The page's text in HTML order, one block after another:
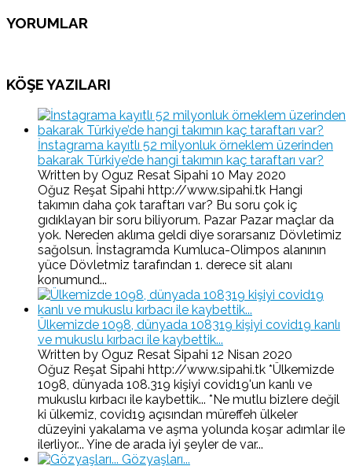
YORUMLAR
KÖŞE YAZILARI
İnstagrama kayıtlı 52 milyonluk örneklem üzerinden
bakarak Türkiye’de hangi takımın kaç taraftarı var?
Written by Oguz Resat Sipahi 10 May 2020
Oğuz Reşat Sipahi http://www.sipahi.tk Hangi
takımın daha çok taraftarı var? Bu soru çok iç
gıdıklayan bir soru biliyorum. Pazar Pazar maçlar da
yok. Nereden aklıma geldi diye sorarsanız Dövletimiz
sağolsun. İnstagramda Kumluca-Olimpos alanının
yüce Dövletmiz tarafından 1. derece sit alanı
konumund...
Ülkemizde 1098, dünyada 108319 kişiyi covid19 kanlı
ve mukuslu kırbacı ile kaybettik...
Written by Oguz Resat Sipahi 12 Nisan 2020
Oğuz Reşat Sipahi http://www.sipahi.tk *Ülkemizde
1098, dünyada 108.319 kişiyi covid19'un kanlı ve
mukuslu kırbacı ile kaybettik... *Ne mutlu bizlere değil
ki ülkemiz, covid19 açısından müreffeh ülkeler
düzeyini yakalama ve aşma yolunda koşar adımlar ile
ilerliyor... Yine de arada iyi şeyler de var...
Gözyaşları...